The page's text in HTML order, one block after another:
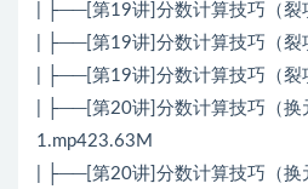
| ├──[第19讲]分数计算技巧（
| ├──[第19讲]分数计算技巧（
| ├──[第19讲]分数计算技巧（
| ├──[第20讲]分数计算技巧（换
1.mp423.63M
| ├──[第20讲]分数计算技巧（换